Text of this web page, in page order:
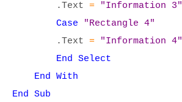
.Text =
"Information 3"
Case
"Rectangle 4"
.Text =
"Information 4"
End Select
End With
End Sub